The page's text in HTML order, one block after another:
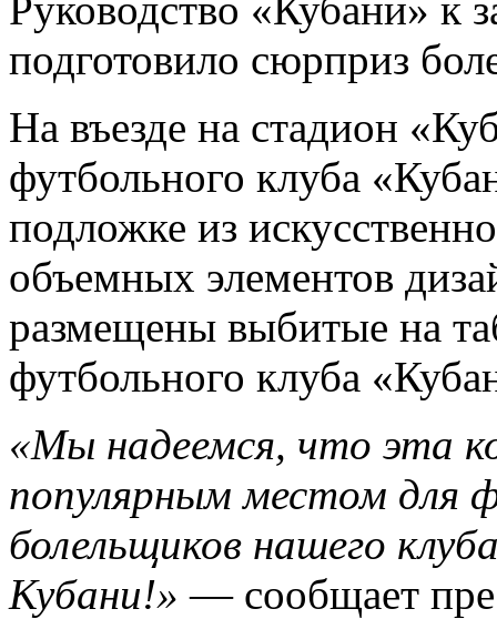
подготовило сюрприз
На въезде на стадион
футбольного клуба
подложке из
объемных элементов
размещены выбитые на
футбольного клуба
«Мы надеемся, что эта
популярным местом для
болельщиков нашего
Кубани!»— сообщает